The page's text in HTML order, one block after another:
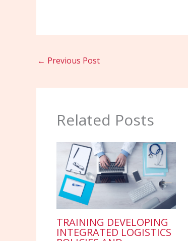
← Previous Post
Related Posts
TRAINING DEVELOPING
INTEGRATED LOGISTICS